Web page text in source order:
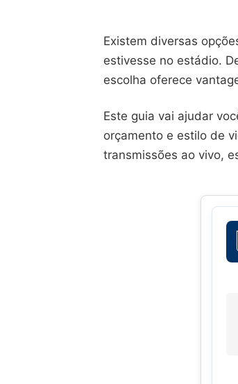
Existem diversas
estivesse no estádio.
escolha oferece
Este guia vai ajudar
orçamento e estilo de
transmissões ao vivo,